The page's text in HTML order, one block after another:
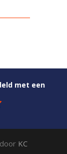
met een
door KC